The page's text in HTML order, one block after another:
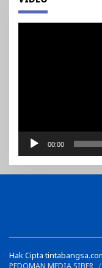
00:00
Hak Cipta
PEDOMAN MEDIA SIBER